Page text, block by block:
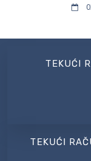
TEKUĆI
TEKUĆI